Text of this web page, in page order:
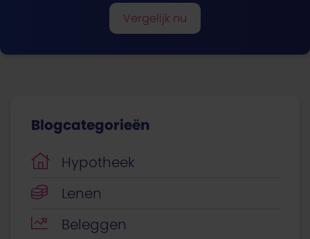
Vergelijk nu
Blogcategorieën
Hypotheek
Lenen
Beleggen